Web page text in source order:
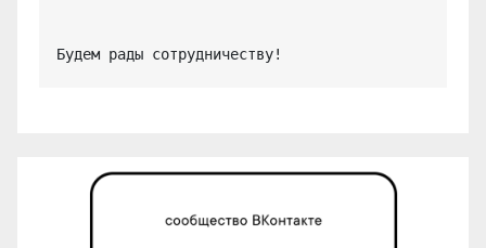
Будем рады сотрудничеству!